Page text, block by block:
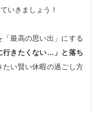
いきましょう！
最高の思い出」にする
行きたくない…」と落ち
たい賢い休暇の過ごし方